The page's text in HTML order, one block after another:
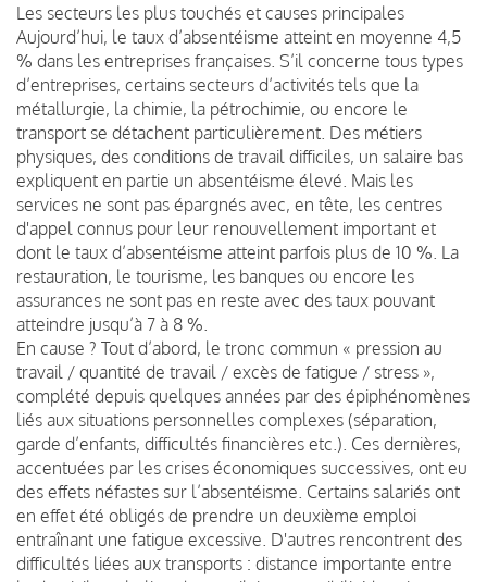
Les secteurs les plus touchés et causes principales
Aujourd’hui, le taux d’absentéisme atteint en moyenne 4,5
% dans les entreprises françaises. S’il concerne tous types
d’entreprises, certains secteurs d’activités tels que la
métallurgie, la chimie, la pétrochimie, ou encore le
transport se détachent particulièrement. Des métiers
physiques, des conditions de travail difficiles, un salaire bas
expliquent en partie un absentéisme élevé. Mais les
services ne sont pas épargnés avec, en tête, les centres
d'appel connus pour leur renouvellement important et
dont le taux d’absentéisme atteint parfois plus de 10 %. La
restauration, le tourisme, les banques ou encore les
assurances ne sont pas en reste avec des taux pouvant
atteindre jusqu’à 7 à 8 %.
En cause ? Tout d’abord, le tronc commun « pression au
travail / quantité de travail / excès de fatigue / stress »,
complété depuis quelques années par des épiphénomènes
liés aux situations personnelles complexes (séparation,
garde d’enfants, difficultés financières etc.). Ces dernières,
accentuées par les crises économiques successives, ont eu
des effets néfastes sur l’absentéisme. Certains salariés ont
en effet été obligés de prendre un deuxième emploi
entraînant une fatigue excessive. D'autres rencontrent des
difficultés liées aux transports : distance importante entre